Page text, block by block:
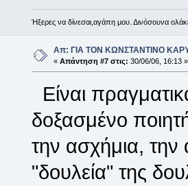
Ήξερες να δίνεσαι,αγάπη μου. Δινόσουνα
Απ: ΓΙΑ ΤΟΝ ΚΩΝΣΤΑΝΤΙΝΟ
« Απάντηση #7 στις: 30/06/06, 16:13 »
Είναι
δοξασμένο
την ασχήμια,
"δουλεία" της